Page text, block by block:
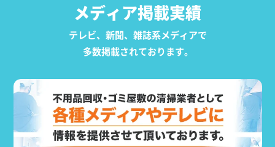
メディア掲載実績
テレビ、新聞、雑誌系メディアで
多数掲載されております。